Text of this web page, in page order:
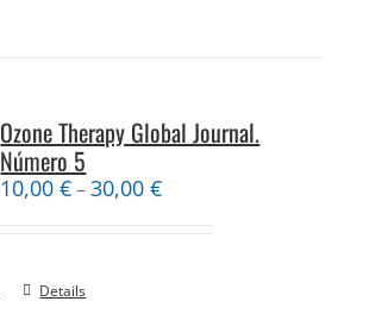
Ozone Therapy Global Journal.
Número 5
10,00€–30,00€
Details